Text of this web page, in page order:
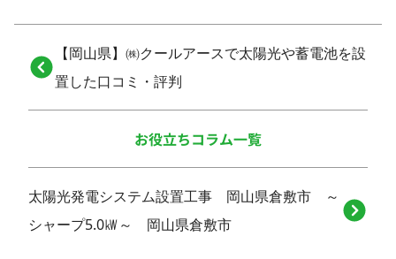
【岡山県】㈱クールアースで太陽光や蓄電池を設
置した口コミ・評判
お役立ちコラム一覧
太陽光発電システム設置工事 岡山県倉敷市 ～
シャープ5.0㎾～ 岡山県倉敷市